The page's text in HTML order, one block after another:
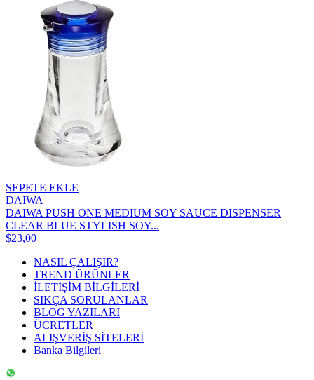
SEPETE EKLE
DAIWA
DAIWA PUSH ONE MEDIUM SOY SAUCE DISPENSER
CLEAR BLUE STYLISH SOY...
$23,00
NASIL ÇALIŞIR?
TREND ÜRÜNLER
İLETİŞİM BİLGİLERİ
SIKÇA SORULANLAR
BLOG YAZILARI
ÜCRETLER
ALIŞVERİŞ SİTELERİ
Banka Bilgileri